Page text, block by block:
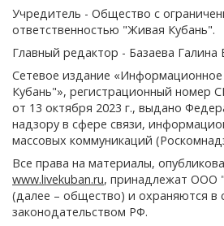
Учредитель - Общество с
ответственностью "Живая Кубань".
Главный редактор - Базаева Галина
Сетевое издание
Кубань"», регистрационный
от 13 октября 2023 г., выдано
надзору в сфере связи,
массовых коммуникаций
Все права на материалы,
www.livekuban.ru, принадлежат ООО
(далее – общество) и охраняются в
законодательством РФ.